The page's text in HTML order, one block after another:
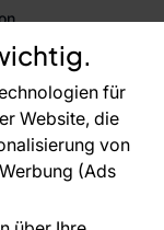
für
Website, die
von
(Ads
Folien
UNTERNEHMEN